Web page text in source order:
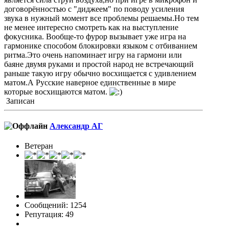
договорённостью с "диджеем" по поводу усиления
звука в нужный момент все проблемы решаемы.Но тем
не менее интересно смотреть как на выступление
фокусника. Вообще-то фурор вызывает уже игра на
гармонике способом блокировки языком с отбиванием
ритма.Это очень напоминает игру на гармони или
баяне двумя руками и простой народ не встречающий
раньше такую игру обычно восхищается с удивлением
матом.А Русские наверное единственные в мире
которые восхищаются матом.
Записан
Александр АГ
Ветеран
Сообщений: 1254
Репутация: 49